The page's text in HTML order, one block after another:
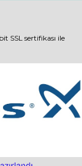
SSL sertifikası ile